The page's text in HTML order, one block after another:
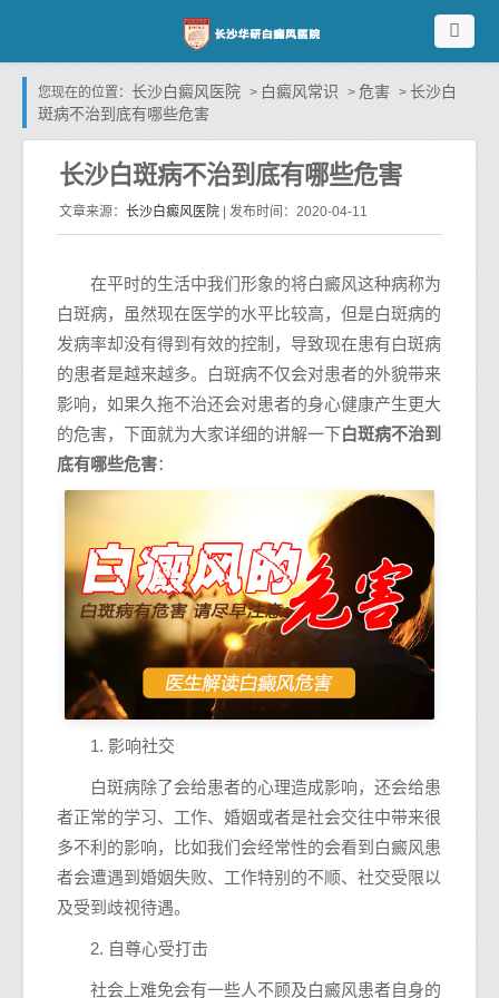
您现在的位置： 长沙白癜风医院 > 白癜风常识 > 危害 > 长沙白
斑病不治到底有哪些危害
长沙白斑病不治到底有哪些危害
文章来源： 长沙白癜风医院 | 发布时间：2020-04-11
在平时的生活中我们形象的将白癜风这种病称为
白斑病，虽然现在医学的水平比较高，但是白斑病的
发病率却没有得到有效的控制，导致现在患有白斑病
的患者是越来越多。白斑病不仅会对患者的外貌带来
影响，如果久拖不治还会对患者的身心健康产生更大
的危害，下面就为大家详细的讲解一下白斑病不治到
底有哪些危害：
1. 影响社交
白斑病除了会给患者的心理造成影响，还会给患
者正常的学习、工作、婚姻或者是社会交往中带来很
多不利的影响，比如我们会经常性的会看到白癜风患
者会遭遇到婚姻失败、工作特别的不顺、社交受限以
及受到歧视待遇。
2. 自尊心受打击
社会上难免会有一些人不顾及白癜风患者自身的